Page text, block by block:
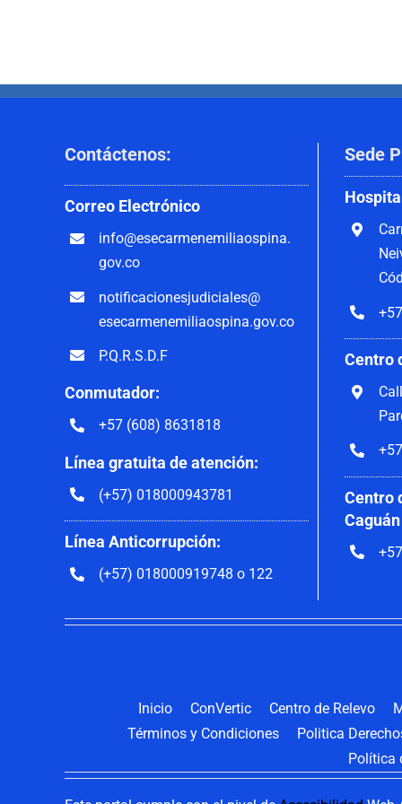
Contáctenos:
Correo Electrónico
info@esecarmenemiliaospina.
gov.co
notificacionesjudiciales@
esecarmenemiliaospina.gov.co
P.Q.R.S.D.F
Conmutador:
+57 (608) 8631818
Línea gratuita de atención:
(+57) 018000943781
Línea Anticorrupción:
(+57) 018000919748 o 122
Sede
Centro
Centro
Caguán
Inicio ConVertic Centro de Relevo
Términos y Condiciones
Politica
Política